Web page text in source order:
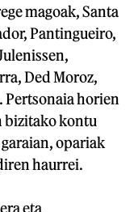
magoak, Santa
Pantingueiro,
Ded Moroz,
Pertsonaia horien
bizitako kontu
opariak
haurrei.
eta